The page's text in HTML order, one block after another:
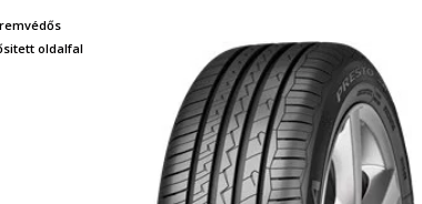
oldalfal